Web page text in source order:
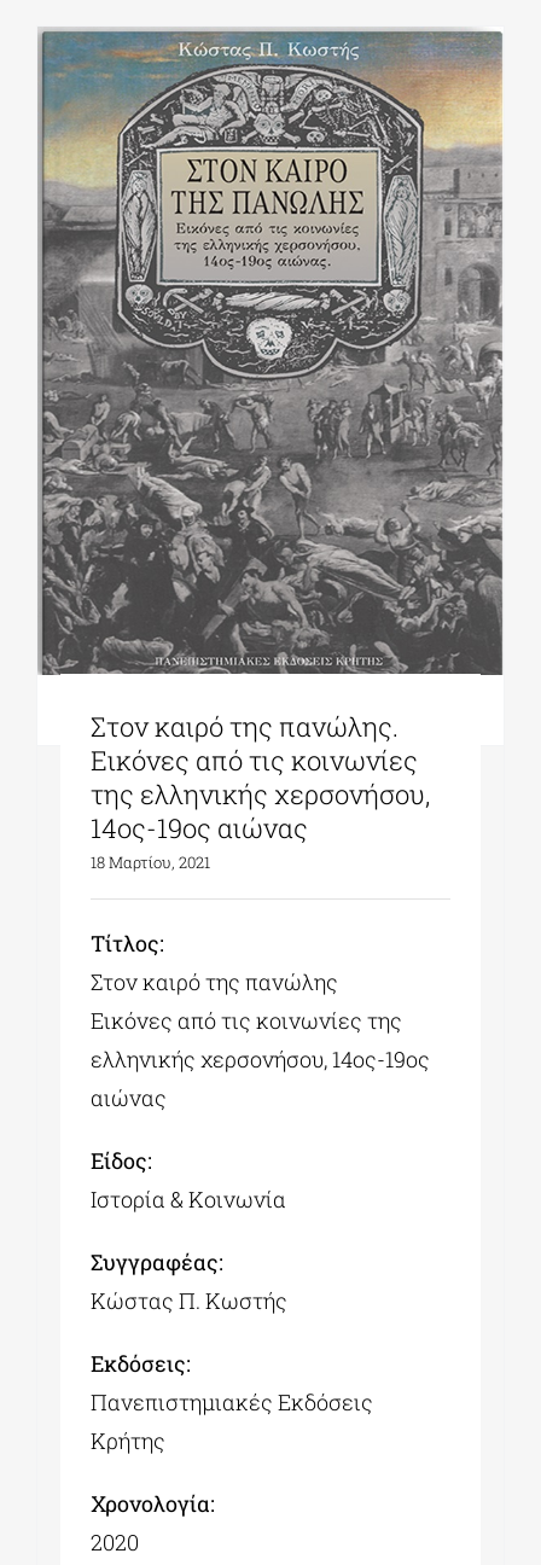
Στον καιρό της πανώλης.
Εικόνες από τις κοινωνίες
της ελληνικής χερσονήσου,
14ος-19ος αιώνας
18 Μαρτίου, 2021
Tίτλος:
Στον καιρό της πανώλης
Εικόνες από τις κοινωνίες της
ελληνικής χερσονήσου, 14ος-19ος
αιώνας
Είδος:
Ιστορία & Κοινωνία
Συγγραφέας:
Κώστας Π. Κωστής
Εκδόσεις:
Πανεπιστημιακές Εκδόσεις
Κρήτης
Χρονολογία:
2020